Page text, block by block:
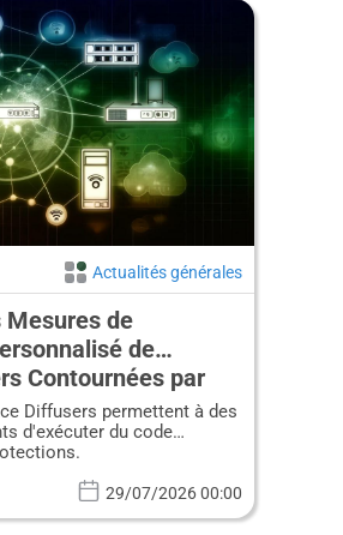
Actualités générales
Mesures de
de
Contournées par
Diffusers permettent à des
d'exécuter du code
29/07/2026 00:00